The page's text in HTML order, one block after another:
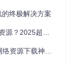
终极解决方案
源嗅探工具全指南
载神器使用指南